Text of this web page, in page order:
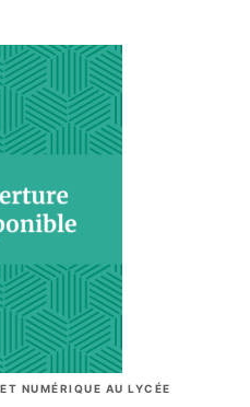
NUMÉRIQUE AU LYCÉE